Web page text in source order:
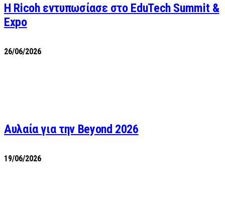
Η Ricoh εντυπωσίασε στο EduTech Summit &
Expo
26/06/2026
Αυλαία για την Beyond 2026
19/06/2026